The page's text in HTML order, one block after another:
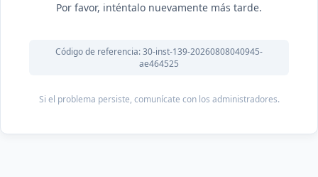
Por favor, inténtalo nuevamente más tarde.
Código de referencia: 30-inst-139-20260808040945-
ae464525
Si el problema persiste, comunícate con los administradores.